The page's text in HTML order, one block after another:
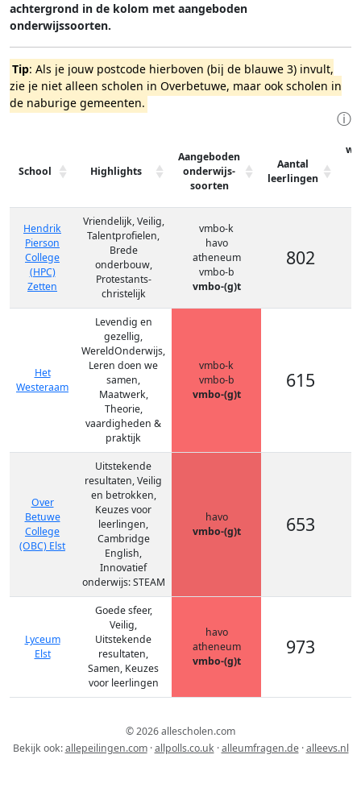
achtergrond in de kolom met aangeboden
onderwijssoorten.
Tip: Als je jouw postcode hierboven (bij de blauwe 3) invult,
zie je niet alleen scholen in Overbetuwe, maar ook scholen in
de naburige gemeenten.
ⓘ
School Highlights
Aangeboden
onderwijs-
soorten
Aantal
leerlingen
Hendrik
Pierson
College
(HPC)
Zetten
Vriendelijk, Veilig,
Talentprofielen,
Brede
onderbouw,
Protestants-
christelijk
vmbo-k
havo
atheneum
vmbo-b
vmbo-(g)t
802
Het
Westeraam
Levendig en
gezellig,
WereldOnderwijs,
Leren doen we
samen,
Maatwerk,
Theorie,
vaardigheden &
praktijk
vmbo-k
vmbo-b
vmbo-(g)t
615
Over
Betuwe
College
(OBC) Elst
Uitstekende
resultaten, Veilig
en betrokken,
Keuzes voor
leerlingen,
Cambridge
English,
Innovatief
onderwijs: STEAM
havo
vmbo-(g)t
653
Lyceum
Elst
Goede sfeer,
Veilig,
Uitstekende
resultaten,
Samen, Keuzes
voor leerlingen
havo
atheneum
vmbo-(g)t
973
© 2026 allescholen.com
Bekijk ook:allepeilingen.com·allpolls.co.uk ·alleumfragen.de·alleevs.nl